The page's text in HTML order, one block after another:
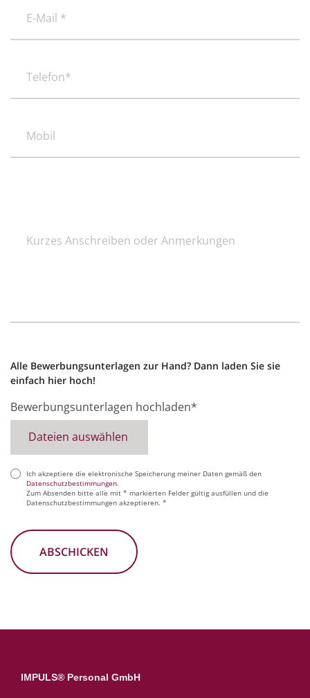
Mail
(erforderlich)
Alle Bewerbungsunterlagen zur Hand? Dann laden Sie sie
einfach hier hoch!
Bewerbungsunterlagen hochladen*
Dateien auswählen
(erforderlich)
Ich akzeptiere die elektronische Speicherung meiner Daten gemäß den
Datenschutzbestimmungen.
Zum Absenden bitte alle mit * markierten Felder gültig ausfüllen und die
Datenschutzbestimmungen akzeptieren. *
IMPULS® Personal GmbH